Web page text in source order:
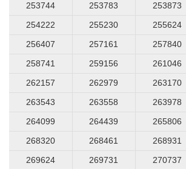
253744
253783 253873
254222
255230 255624
256407
257161 257840
258741
259156 261046
262157
262979 263170
263543
263558 263978
264099
264439 265806
268320
268461 268931
269624
269731 270737